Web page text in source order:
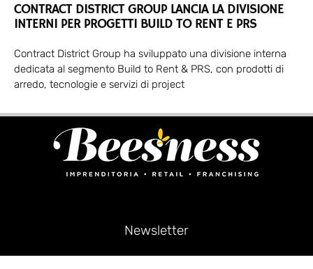
CONTRACT DISTRICT GROUP LANCIA LA DIVISIONE
INTERNI PER PROGETTI BUILD TO RENT E PRS
Contract District Group ha sviluppato una divisione interna
dedicata al segmento Build to Rent & PRS, con prodotti di
arredo, tecnologie e servizi di project
Newsletter